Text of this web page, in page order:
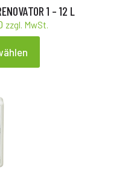
1 – 12 L
Preisspanne:
€54,00
bis
€480,00
zzgl. MwSt.